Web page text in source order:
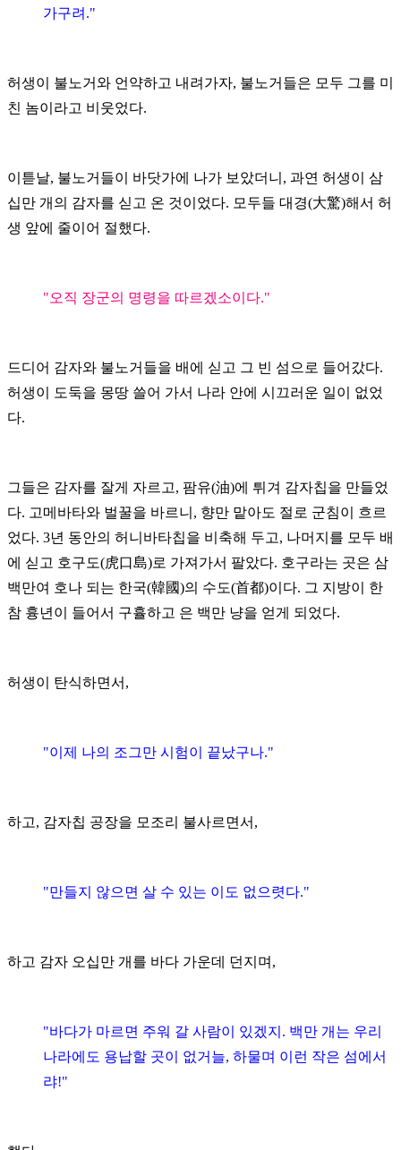
가구려."
허생이 불노거와 언약하고 내려가자, 불노거들은 모두 그를 미
친 놈이라고 비웃었다.
이튿날, 불노거들이 바닷가에 나가 보았더니, 과연 허생이 삼
십만 개의 감자를 싣고 온 것이었다. 모두들 대경(大驚)해서 허
생 앞에 줄이어 절했다.
"오직 장군의 명령을 따르겠소이다."
드디어 감자와 불노거들을 배에 싣고 그 빈 섬으로 들어갔다.
허생이 도둑을 몽땅 쓸어 가서 나라 안에 시끄러운 일이 없었
다.
그들은 감자를 잘게 자르고, 팜유(油)에 튀겨 감자칩을 만들었
다. 고메바타와 벌꿀을 바르니, 향만 맡아도 절로 군침이 흐르
었다. 3년 동안의 허니바타칩을 비축해 두고, 나머지를 모두 배
에 싣고 호구도(虎口島)로 가져가서 팔았다. 호구라는 곳은 삼
백만여 호나 되는 한국(韓國)의 수도(首都)이다. 그 지방이 한
참 흉년이 들어서 구휼하고 은 백만 냥을 얻게 되었다.
허생이 탄식하면서,
"이제 나의 조그만 시험이 끝났구나."
하고, 감자칩 공장을 모조리 불사르면서,
"만들지 않으면 살 수 있는 이도 없으렷다."
하고 감자 오십만 개를 바다 가운데 던지며,
"바다가 마르면 주워 갈 사람이 있겠지. 백만 개는 우리
나라에도 용납할 곳이 없거늘, 하물며 이런 작은 섬에서
랴!"